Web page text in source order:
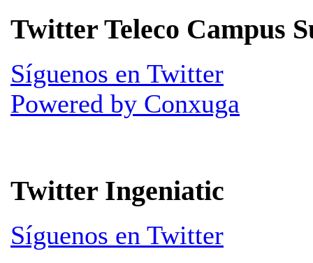
Twitter Teleco Campus
Síguenos en Twitter
Powered by Conxuga
Twitter Ingeniatic
Síguenos en Twitter